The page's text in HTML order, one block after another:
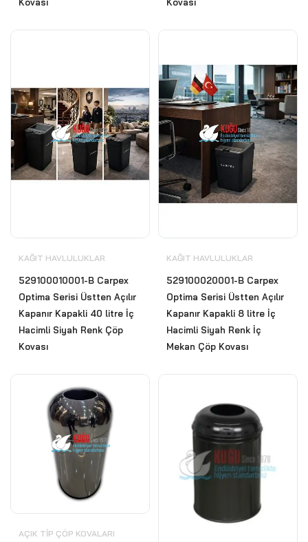
Kovası
Kovası
KAĞIT HAVLULUKLAR
529100010001-B Carpex
Optima Serisi Üstten Açılır
Kapanır Kapakli 40 litre İç
Hacimli Siyah Renk Çöp
Kovası
KAĞIT HAVLULUKLAR
529100020001-B Carpex
Optima Serisi Üstten Açılır
Kapanır Kapakli 8 litre İç
Hacimli Siyah Renk İç
Mekan Çöp Kovası
AÇIK TIP ÇÖP KOVALARI